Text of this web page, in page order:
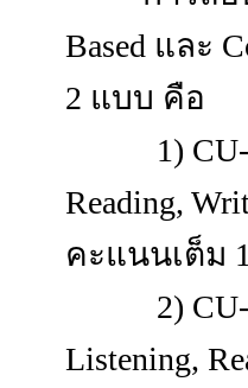
Based และ
2 แบบ คือ
1) CU-
Reading,
คะแนนเต็ม
2) CU-
Listening,